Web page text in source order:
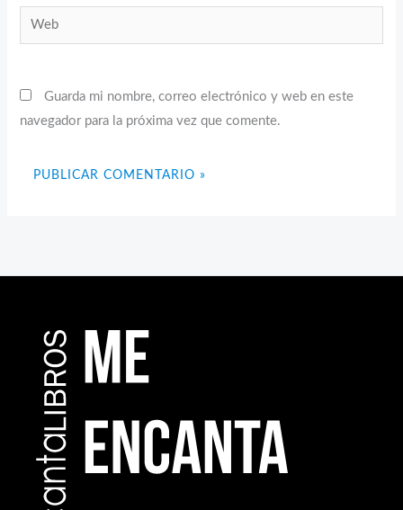
Web
Guarda mi nombre, correo electrónico y web en este
navegador para la próxima vez que comente.